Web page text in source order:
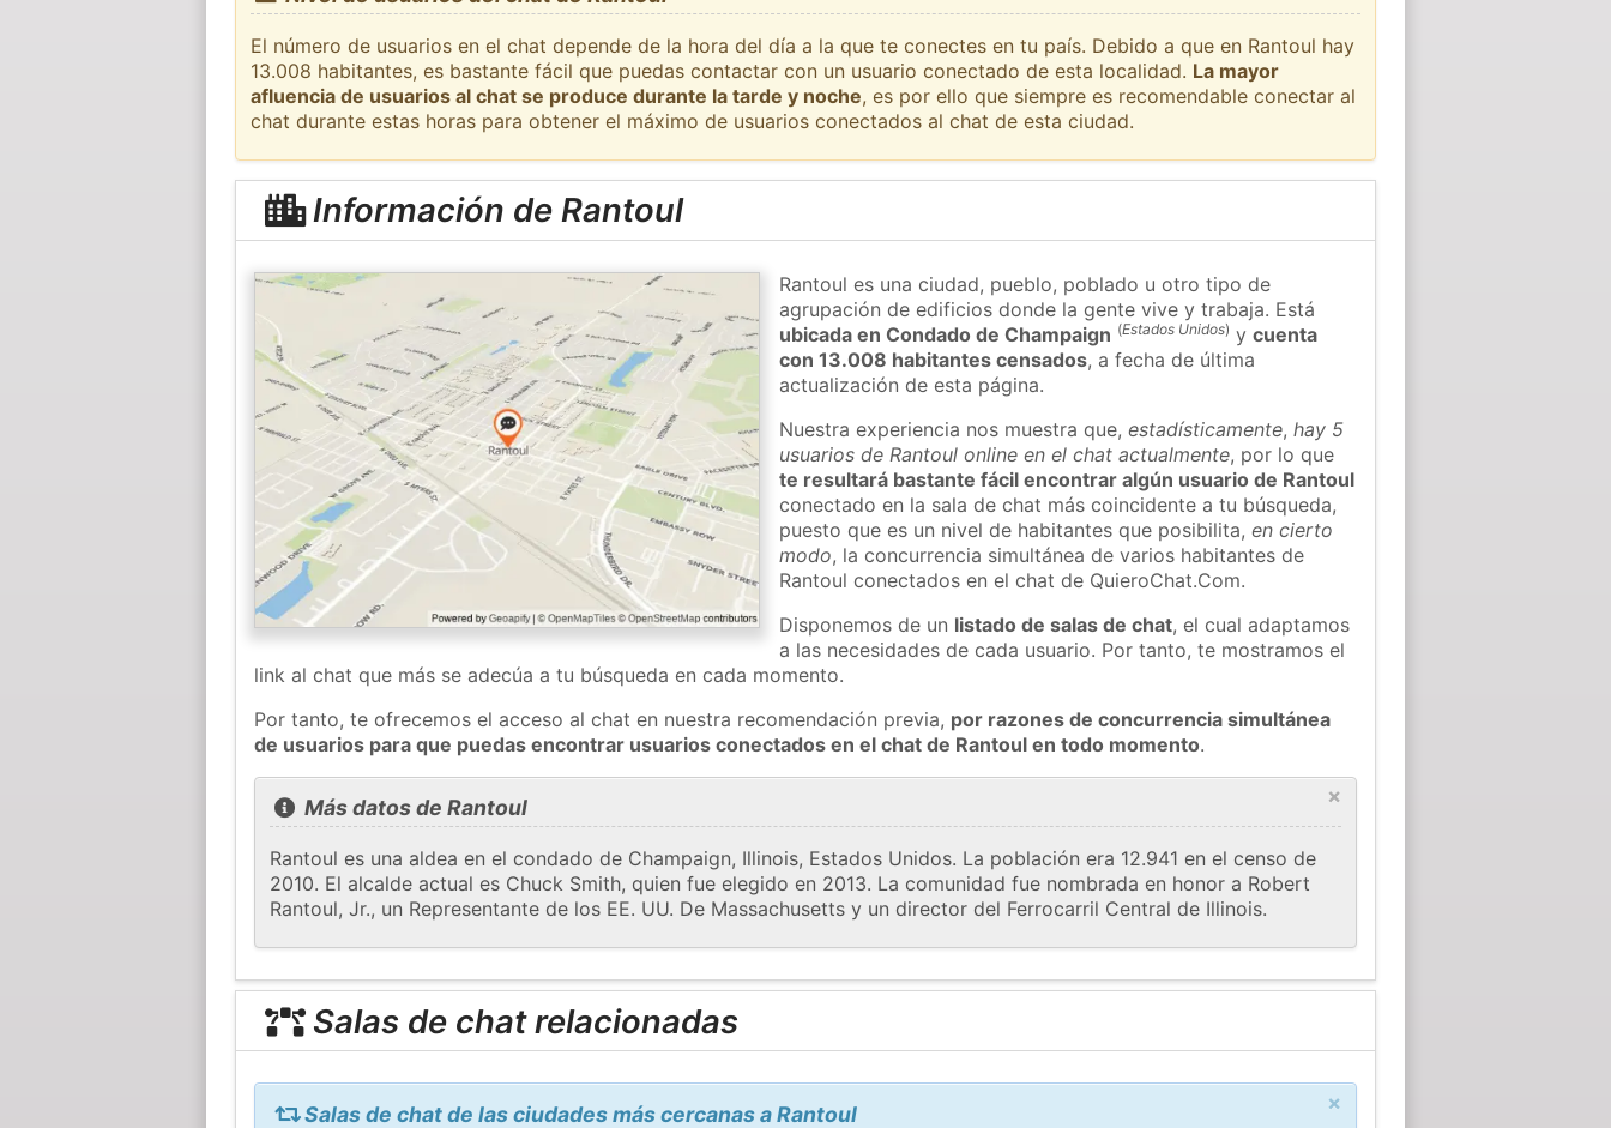
El número de usuarios en el chat depende de la hora del día a la que te conectes en tu país. Debido a que en Rantoul hay
13.008 habitantes, es bastante fácil que puedas contactar con un usuario conectado de esta localidad. La mayor
afluencia de usuarios al chat se produce durante la tarde y noche, es por ello que siempre es recomendable conectar al
chat durante estas horas para obtener el máximo de usuarios conectados al chat de esta ciudad.
Información de Rantoul
Rantoul es una ciudad, pueblo, poblado u otro tipo de
agrupación de edificios donde la gente vive y trabaja. Está
ubicada en Condado de Champaign (Estados Unidos) ycuenta
con 13.008 habitantes censados, a fecha de última
actualización de esta página.
Nuestra experiencia nos muestra que,estadísticamente,hay 5
usuarios de Rantoul online en el chat actualmente, por lo que
te resultará bastante fácil encontrar algún usuario de Rantoul
conectado en la sala de chat más coincidente a tu búsqueda,
puesto que es un nivel de habitantes que posibilita,en cierto
modo, la concurrencia simultánea de varios habitantes de
Rantoul conectados en el chat de QuieroChat.Com.
Disponemos de un listado de salas de chat, el cual adaptamos
a las necesidades de cada usuario. Por tanto, te mostramos el
link al chat que más se adecúa a tu búsqueda en cada momento.
Por tanto, te ofrecemos el acceso al chat en nuestra recomendación previa, por razones de concurrencia simultánea
de usuarios para que puedas encontrar usuarios conectados en el chat de Rantoul en todo momento.
×
Más datos de Rantoul
Rantoul es una aldea en el condado de Champaign, Illinois, Estados Unidos. La población era 12.941 en el censo de
2010. El alcalde actual es Chuck Smith, quien fue elegido en 2013. La comunidad fue nombrada en honor a Robert
Rantoul, Jr., un Representante de los EE. UU. De Massachusetts y un director del Ferrocarril Central de Illinois.
Salas de chat relacionadas
×
Salas de chat de las ciudades más cercanas a Rantoul